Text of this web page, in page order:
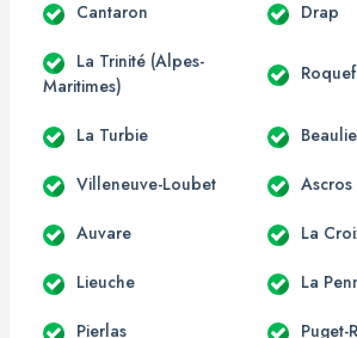
Cantaron Drap
La Trinité (Alpes-
Maritimes)
La Turbie
Villeneuve-Loubet Ascros
Auvare La
Lieuche La
Pierlas Puget-